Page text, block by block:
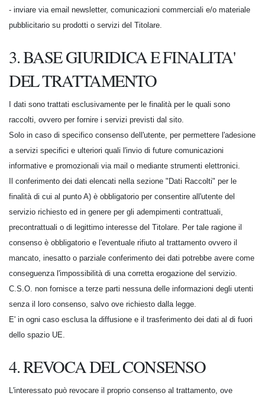
- inviare via email newsletter, comunicazioni commerciali e/o materiale
pubblicitario su prodotti o servizi del Titolare.
3. BASE GIURIDICA E FINALITA'
DEL TRATTAMENTO
I dati sono trattati esclusivamente per le finalità per le quali sono
raccolti, ovvero per fornire i servizi previsti dal sito.
Solo in caso di specifico consenso dell'utente, per permettere l'adesione
a servizi specifici e ulteriori quali l'invio di future comunicazioni
informative e promozionali via mail o mediante strumenti elettronici.
Il conferimento dei dati elencati nella sezione "Dati Raccolti" per le
finalità di cui al punto A) è obbligatorio per consentire all'utente del
servizio richiesto ed in genere per gli adempimenti contrattuali,
precontrattuali o di legittimo interesse del Titolare. Per tale ragione il
consenso è obbligatorio e l'eventuale rifiuto al trattamento ovvero il
mancato, inesatto o parziale conferimento dei dati potrebbe avere come
conseguenza l'impossibilità di una corretta erogazione del servizio.
C.S.O. non fornisce a terze parti nessuna delle informazioni degli utenti
senza il loro consenso, salvo ove richiesto dalla legge.
E' in ogni caso esclusa la diffusione e il trasferimento dei dati al di fuori
dello spazio UE.
4. REVOCA DEL CONSENSO
L'interessato può revocare il proprio consenso al trattamento, ove